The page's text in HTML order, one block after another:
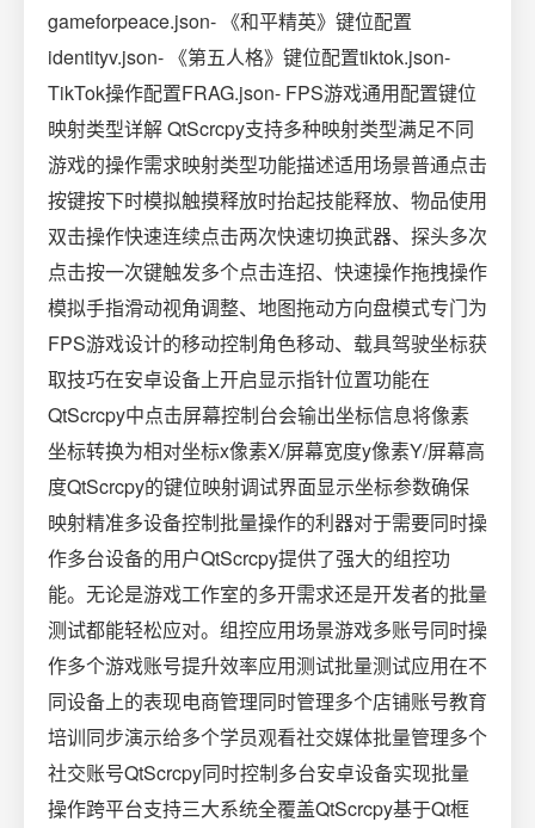
gameforpeace.json- 《和平精英》键位配置
identityv.json- 《第五人格》键位配置tiktok.json-
TikTok操作配置FRAG.json- FPS游戏通用配置键位
映射类型详解 QtScrcpy支持多种映射类型满足不同
游戏的操作需求映射类型功能描述适用场景普通点击
按键按下时模拟触摸释放时抬起技能释放、物品使用
双击操作快速连续点击两次快速切换武器、探头多次
点击按一次键触发多个点击连招、快速操作拖拽操作
模拟手指滑动视角调整、地图拖动方向盘模式专门为
FPS游戏设计的移动控制角色移动、载具驾驶坐标获
取技巧在安卓设备上开启显示指针位置功能在
QtScrcpy中点击屏幕控制台会输出坐标信息将像素
坐标转换为相对坐标x像素X/屏幕宽度y像素Y/屏幕高
度QtScrcpy的键位映射调试界面显示坐标参数确保
映射精准多设备控制批量操作的利器对于需要同时操
作多台设备的用户QtScrcpy提供了强大的组控功
能。无论是游戏工作室的多开需求还是开发者的批量
测试都能轻松应对。组控应用场景游戏多账号同时操
作多个游戏账号提升效率应用测试批量测试应用在不
同设备上的表现电商管理同时管理多个店铺账号教育
培训同步演示给多个学员观看社交媒体批量管理多个
社交账号QtScrcpy同时控制多台安卓设备实现批量
操作跨平台支持三大系统全覆盖QtScrcpy基于Qt框